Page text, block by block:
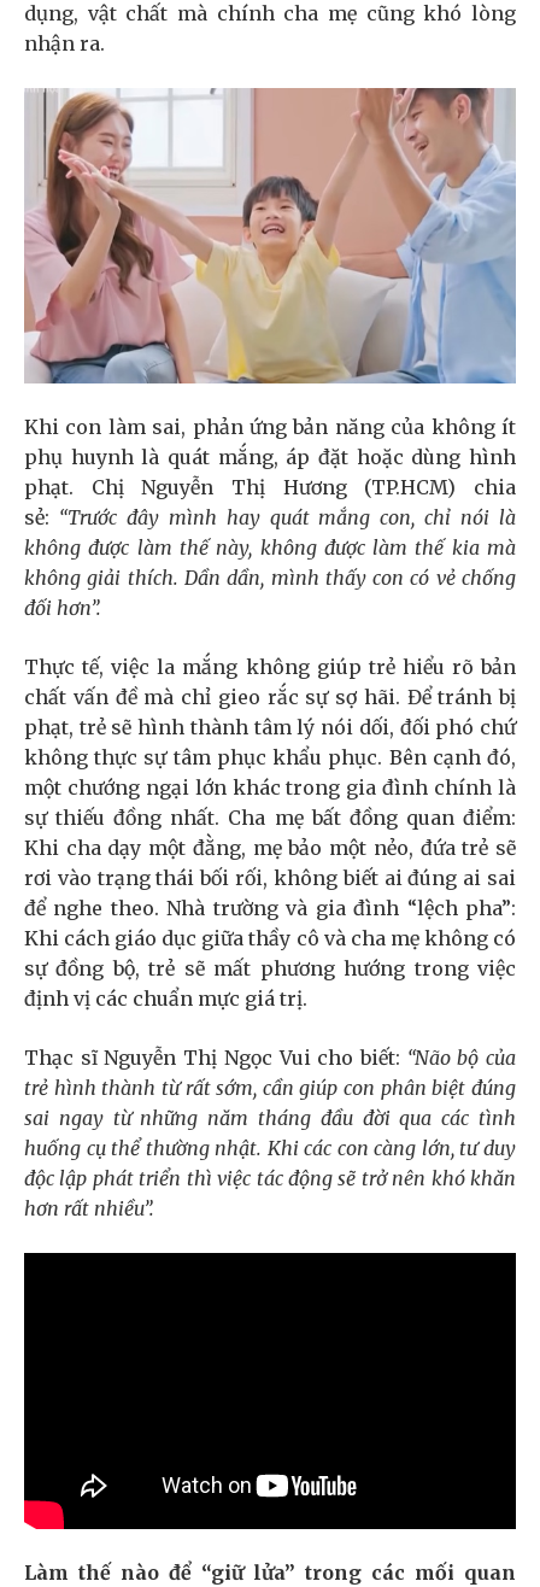
dụng, vật chất mà chính cha mẹ cũng khó lòng
nhận ra.
Khi con làm sai, phản ứng bản năng của không ít
phụ huynh là quát mắng, áp đặt hoặc dùng hình
phạt. Chị Nguyễn Thị Hương (TP.HCM) chia
sẻ: “Trước đây mình hay quát mắng con, chỉ nói là
không được làm thế này, không được làm thế kia mà
không giải thích. Dần dần, mình thấy con có vẻ chống
đối hơn”.
Thực tế, việc la mắng không giúp trẻ hiểu rõ bản
chất vấn đề mà chỉ gieo rắc sự sợ hãi. Để tránh bị
phạt, trẻ sẽ hình thành tâm lý nói dối, đối phó chứ
không thực sự tâm phục khẩu phục. Bên cạnh đó,
một chướng ngại lớn khác trong gia đình chính là
sự thiếu đồng nhất. Cha mẹ bất đồng quan điểm:
Khi cha dạy một đằng, mẹ bảo một nẻo, đứa trẻ sẽ
rơi vào trạng thái bối rối, không biết ai đúng ai sai
để nghe theo. Nhà trường và gia đình “lệch pha”:
Khi cách giáo dục giữa thầy cô và cha mẹ không có
sự đồng bộ, trẻ sẽ mất phương hướng trong việc
định vị các chuẩn mực giá trị.
Thạc sĩ Nguyễn Thị Ngọc Vui cho biết: “Não bộ của
trẻ hình thành từ rất sớm, cần giúp con phân biệt đúng
sai ngay từ những năm tháng đầu đời qua các tình
huống cụ thể thường nhật. Khi các con càng lớn, tư duy
độc lập phát triển thì việc tác động sẽ trở nên khó khăn
hơn rất nhiều”.
Làm thế nào để “giữ lửa” trong các mối quan